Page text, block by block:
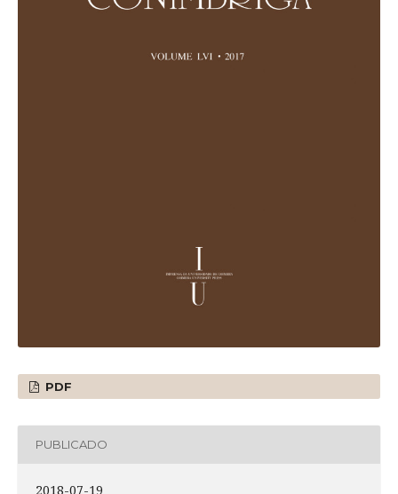
PDF
PUBLICADO
2018-07-19